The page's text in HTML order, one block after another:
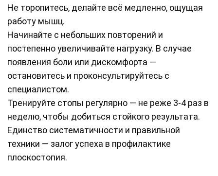
Не торопитесь, делайте всё медленно, ощущая
работу мышц.
Начинайте с небольших повторений и
постепенно увеличивайте нагрузку. В случае
появления боли или дискомфорта —
остановитесь и проконсультируйтесь с
специалистом.
Тренируйте стопы регулярно — не реже 3-4 раз в
неделю, чтобы добиться стойкого результата.
Единство систематичности и правильной
техники — залог успеха в профилактике
плоскостопия.